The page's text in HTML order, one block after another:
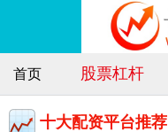
首页 股票杠杆
十大配资平台推荐